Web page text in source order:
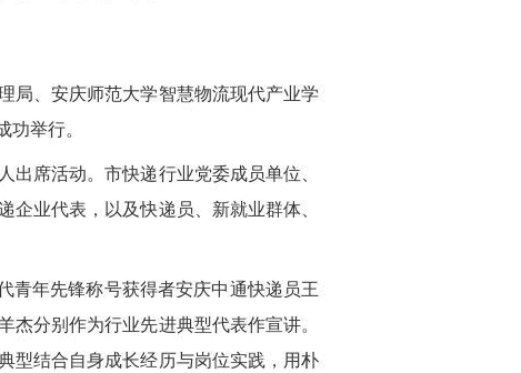
局、安庆师范大学智慧物流现代产业学
举行。
席活动。市快递行业党委成员单位、
业代表，以及快递员、新就业群体、
青年先锋称号获得者安庆中通快递员王
分别作为行业先进典型代表作宣讲。
型结合自身成长经历与岗位实践，用朴